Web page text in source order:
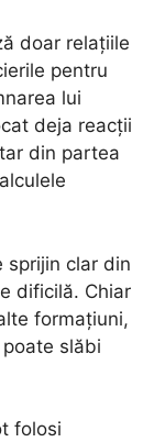
doar relațiile
pentru
lui
deja reacții
din partea
sprijin clar din
dificilă. Chiar
formațiuni,
slăbi
folosi